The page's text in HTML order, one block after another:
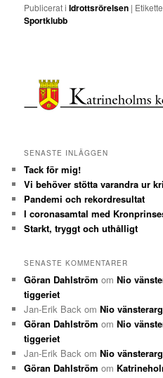
Publicerat i Idrottsrörelsen |
Sportklubb
SENASTE INLÄGGEN
Tack för mig!
Vi behöver stötta varandra ur
Pandemi och rekordresultat
I coronasamtal med
Starkt, tryggt och uthålligt
SENASTE KOMMENTARER
Göran Dahlström omNio
tiggeriet
Jan-Erik Back omNio
Göran Dahlström omNio
tiggeriet
Jan-Erik Back omNio
Göran Dahlström om